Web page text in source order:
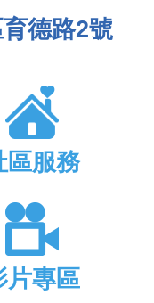
德路2號
區服務
片專區